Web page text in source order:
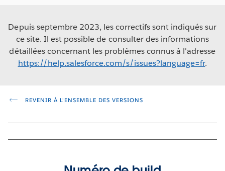
Depuis septembre 2023, les correctifs sont indiqués sur
ce site. Il est possible de consulter des informations
détaillées concernant les problèmes connus à l'adresse
https://help.salesforce.com/s/issues?language=fr.
REVENIR À L'ENSEMBLE DES VERSIONS